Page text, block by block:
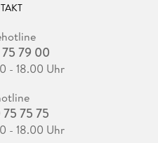
79 00
- 18.00 Uhr
75 75
- 18.00 Uhr